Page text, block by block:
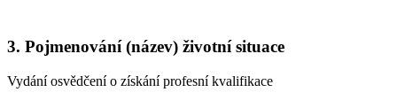
3. Pojmenování (název) životní situace
Vydání osvědčení o získání profesní kvalifikace